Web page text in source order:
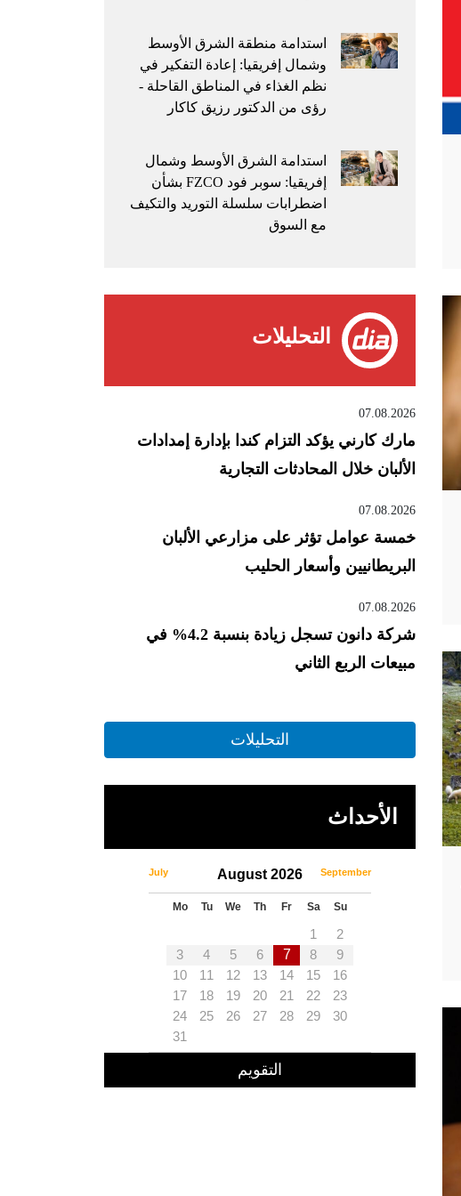
استدامة منطقة الشرق الأوسط
وشمال إفريقيا: إعادة التفكير في
نظم الغذاء في المناطق القاحلة -
رؤى من الدكتور رزيق كاكار
استدامة الشرق الأوسط وشمال
إفريقيا: سوبر فود FZCO بشأن
اضطرابات سلسلة التوريد والتكيف
مع السوق
التحليلات
07.08.2026
مارك كارني يؤكد التزام كندا بإدارة إمدادات
الألبان خلال المحادثات التجارية
07.08.2026
خمسة عوامل تؤثر على مزارعي الألبان
البريطانيين وأسعار الحليب
07.08.2026
شركة دانون تسجل زيادة بنسبة 4.2% في
مبيعات الربع الثاني
التحليلات
الأحداث
July August 2026 September
Mo Tu We Th Fr Sa Su
1
2
3
4 5 6 7 8
9
10
11 12 13 14 15
16
17
18 19 20 21 22
23
24
25 26 27 28 29
30
31
التقويم